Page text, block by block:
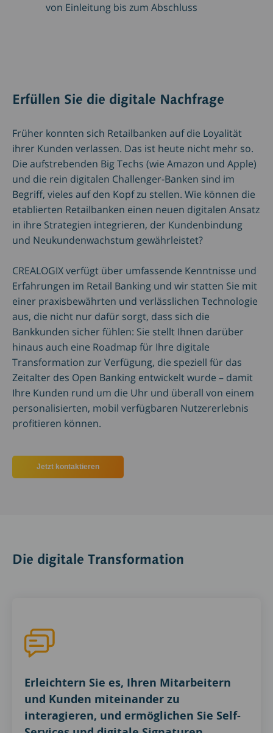
von Einleitung bis zum Abschluss
Erfüllen Sie die digitale Nachfrage
Früher konnten sich Retailbanken auf die Loyalität
ihrer Kunden verlassen. Das ist heute nicht mehr so.
Die aufstrebenden Big Techs (wie Amazon und Apple)
und die rein digitalen Challenger-Banken sind im
Begriff, vieles auf den Kopf zu stellen. Wie können die
etablierten Retailbanken einen neuen digitalen Ansatz
in ihre Strategien integrieren, der Kundenbindung
und Neukundenwachstum gewährleistet?
CREALOGIX verfügt über umfassende Kenntnisse und
Erfahrungen im Retail Banking und wir statten Sie mit
einer praxisbewährten und verlässlichen Technologie
aus, die nicht nur dafür sorgt, dass sich die
Bankkunden sicher fühlen: Sie stellt Ihnen darüber
hinaus auch eine Roadmap für Ihre digitale
Transformation zur Verfügung, die speziell für das
Zeitalter des Open Banking entwickelt wurde – damit
Ihre Kunden rund um die Uhr und überall von einem
personalisierten, mobil verfügbaren Nutzererlebnis
profitieren können.
Jetzt kontaktieren
Die digitale Transformation
Erleichtern Sie es, Ihren Mitarbeitern
und Kunden miteinander zu
interagieren, und ermöglichen Sie Self-